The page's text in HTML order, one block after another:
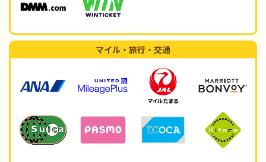
マイル・旅行・交通